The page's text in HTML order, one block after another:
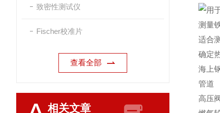
致密性测试仪
Fischer校准片
查看全部
相关文章
用
测量
适合
确定
海上
管道
高压